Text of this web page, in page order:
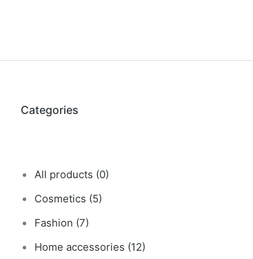
Categories
All products (0)
Cosmetics (5)
Fashion (7)
Home accessories (12)